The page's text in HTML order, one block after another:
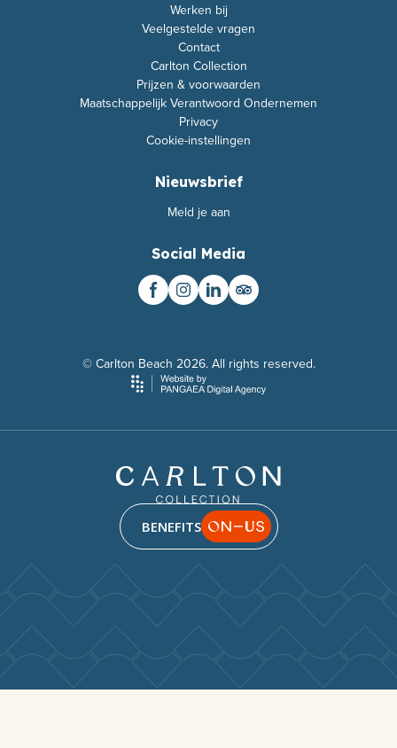
Werken bij
Veelgestelde vragen
Contact
Carlton Collection
Prijzen & voorwaarden
Maatschappelijk Verantwoord Ondernemen
Privacy
Cookie-instellingen
Nieuwsbrief
Meld je aan
Social Media
© Carlton Beach 2026. All rights reserved.
BENEFITS